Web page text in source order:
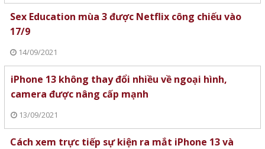
Sex Education mùa 3 được Netflix công chiếu vào
17/9
14/09/2021
iPhone 13 không thay đổi nhiều về ngoại hình,
camera được nâng cấp mạnh
13/09/2021
Cách xem trực tiếp sự kiện ra mắt iPhone 13 và